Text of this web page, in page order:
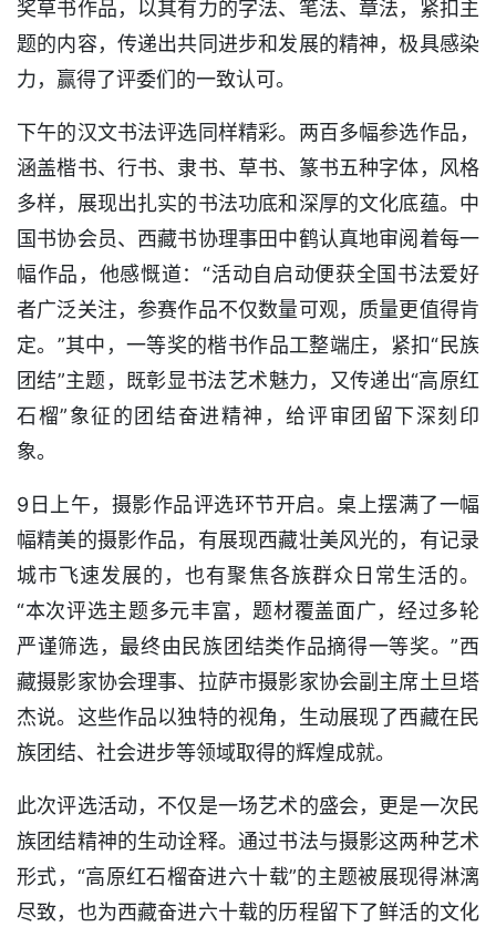
奖草书作品，以其有力的字法、笔法、章法，紧扣主
题的内容，传递出共同进步和发展的精神，极具感染
力，赢得了评委们的一致认可。
下午的汉文书法评选同样精彩。两百多幅参选作品，
涵盖楷书、行书、隶书、草书、篆书五种字体，风格
多样，展现出扎实的书法功底和深厚的文化底蕴。中
国书协会员、西藏书协理事田中鹤认真地审阅着每一
幅作品，他感慨道：“活动自启动便获全国书法爱好
者广泛关注，参赛作品不仅数量可观，质量更值得肯
定。”其中，一等奖的楷书作品工整端庄，紧扣“民族
团结”主题，既彰显书法艺术魅力，又传递出“高原红
石榴”象征的团结奋进精神，给评审团留下深刻印
象。
9日上午，摄影作品评选环节开启。桌上摆满了一幅
幅精美的摄影作品，有展现西藏壮美风光的，有记录
城市飞速发展的，也有聚焦各族群众日常生活的。
“本次评选主题多元丰富，题材覆盖面广，经过多轮
严谨筛选，最终由民族团结类作品摘得一等奖。”西
藏摄影家协会理事、拉萨市摄影家协会副主席土旦塔
杰说。这些作品以独特的视角，生动展现了西藏在民
族团结、社会进步等领域取得的辉煌成就。
此次评选活动，不仅是一场艺术的盛会，更是一次民
族团结精神的生动诠释。通过书法与摄影这两种艺术
形式，“高原红石榴奋进六十载”的主题被展现得淋漓
尽致，也为西藏奋进六十载的历程留下了鲜活的文化